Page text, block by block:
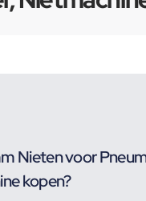
Nieten voor
kopen?